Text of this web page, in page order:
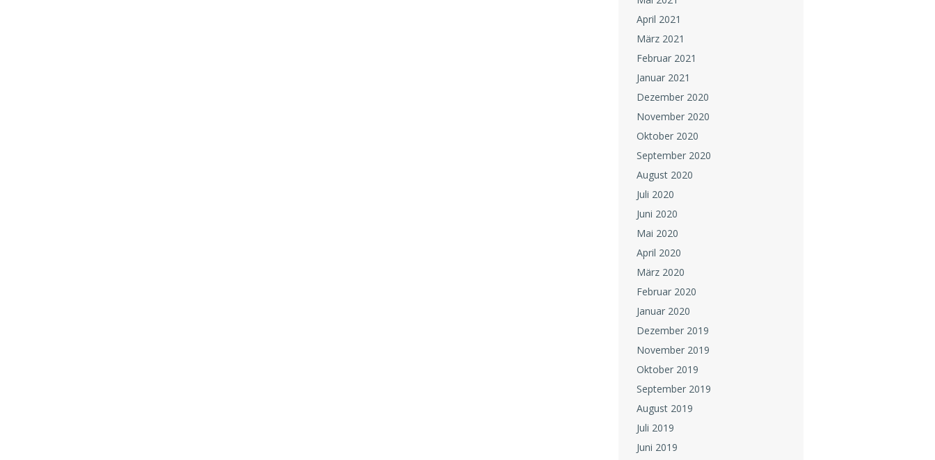
April 2021
März 2021
Februar 2021
Januar 2021
Dezember 2020
November 2020
Oktober 2020
September 2020
August 2020
Juli 2020
Juni 2020
Mai 2020
April 2020
März 2020
Februar 2020
Januar 2020
Dezember 2019
November 2019
Oktober 2019
September 2019
August 2019
Juli 2019
Juni 2019